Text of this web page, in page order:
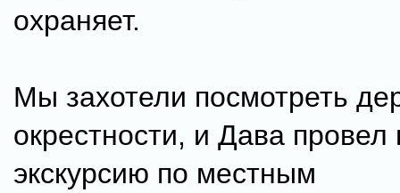
охраняет.
Мы захотели посмотреть
окрестности, и Дава провел
экскурсию по местным